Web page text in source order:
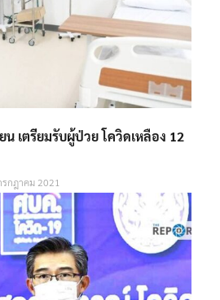
เตรียมรับผู้ป่วย โควิดเหลือง 12
รกฎาคม 2021